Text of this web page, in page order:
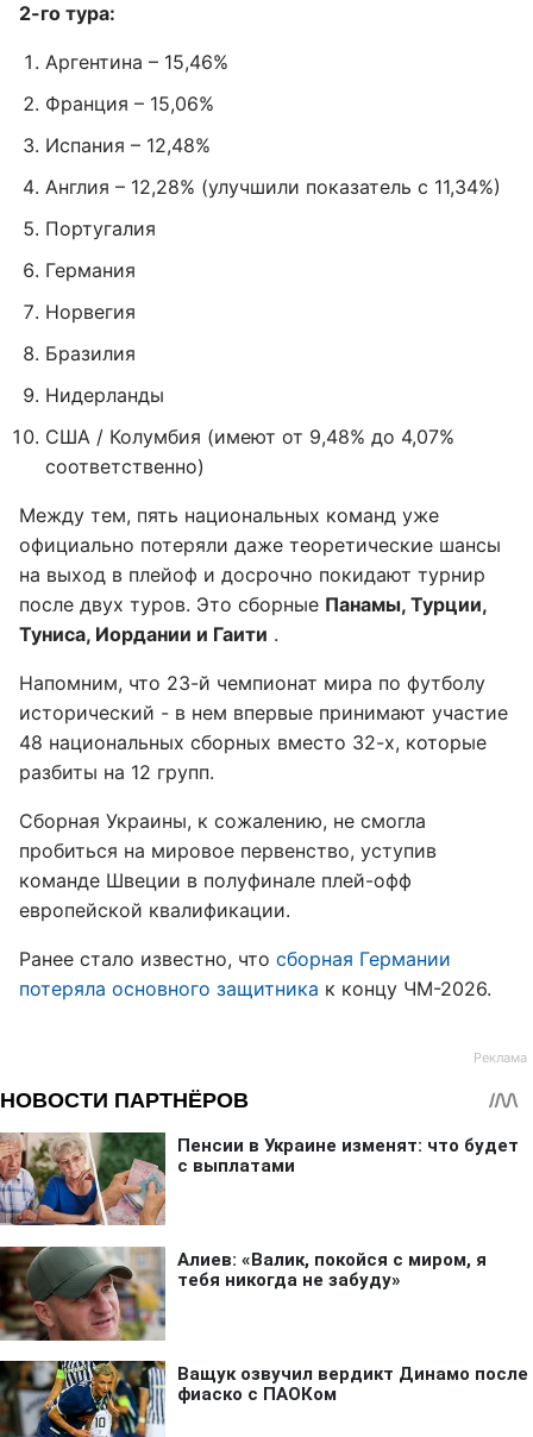
2-го тура:
Аргентина – 15,46%
Франция – 15,06%
Испания – 12,48%
Англия – 12,28% (улучшили показатель с 11,34%)
Португалия
Германия
Норвегия
Бразилия
Нидерланды
США / Колумбия (имеют от 9,48% до 4,07%
соответственно)
Между тем, пять национальных команд уже
официально потеряли даже теоретические шансы
на выход в плейоф и досрочно покидают турнир
после двух туров. Это сборные Панамы, Турции,
Туниса, Иордании и Гаити .
Напомним, что 23-й чемпионат мира по футболу
исторический - в нем впервые принимают участие
48 национальных сборных вместо 32-х, которые
разбиты на 12 групп.
Сборная Украины, к сожалению, не смогла
пробиться на мировое первенство, уступив
команде Швеции в полуфинале плей-офф
европейской квалификации.
Ранее стало известно, что сборная Германии
потеряла основного защитника к концу ЧМ-2026.